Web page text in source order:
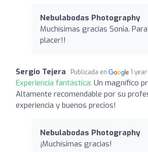
Nebulabodas Photography
Muchísimas gracias Sonia.
placer!!
Sergio Tejera Publicada en 1
Experiencia fantástica: Un magnífico
Altamente recomendable por su
experiencia y buenos precios!
Nebulabodas Photography
¡Muchísimas gracias!